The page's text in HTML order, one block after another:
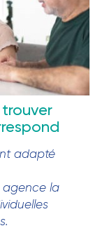
adapté
agence la